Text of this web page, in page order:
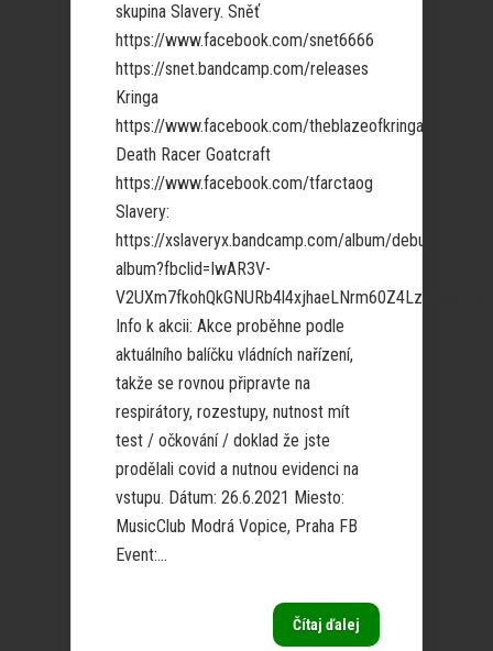
skupina Slavery. Sněť
https://www.facebook.com/snet6666
https://snet.bandcamp.com/releases
Kringa
https://www.facebook.com/theblazeofkringa
Death Racer Goatcraft
https://www.facebook.com/tfarctaog
Slavery:
https://xslaveryx.bandcamp.com/album/debut-
album?fbclid=IwAR3V-
Info k akcii: Akce proběhne podle
aktuálního balíčku vládních nařízení,
takže se rovnou připravte na
respirátory, rozestupy, nutnost mít
test / očkování / doklad že jste
prodělali covid a nutnou evidenci na
vstupu. Dátum: 26.6.2021 Miesto:
MusicClub Modrá Vopice, Praha FB
Event:...
Čítaj ďalej